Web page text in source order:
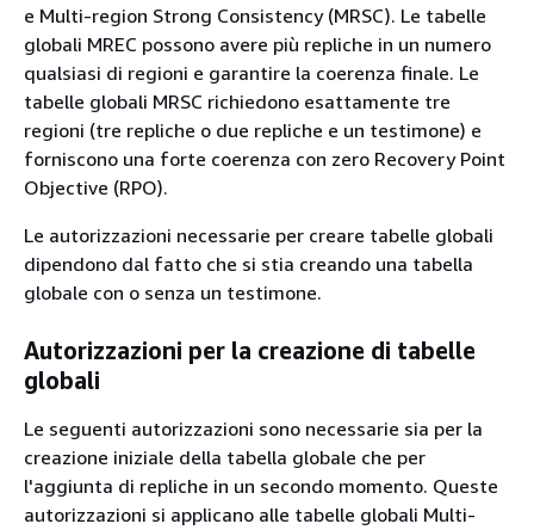
e Multi-region Strong Consistency (MRSC). Le tabelle
globali MREC possono avere più repliche in un numero
qualsiasi di regioni e garantire la coerenza finale. Le
tabelle globali MRSC richiedono esattamente tre
regioni (tre repliche o due repliche e un testimone) e
forniscono una forte coerenza con zero Recovery Point
Objective (RPO).
Le autorizzazioni necessarie per creare tabelle globali
dipendono dal fatto che si stia creando una tabella
globale con o senza un testimone.
Autorizzazioni per la creazione di tabelle
globali
Le seguenti autorizzazioni sono necessarie sia per la
creazione iniziale della tabella globale che per
l'aggiunta di repliche in un secondo momento. Queste
autorizzazioni si applicano alle tabelle globali Multi-